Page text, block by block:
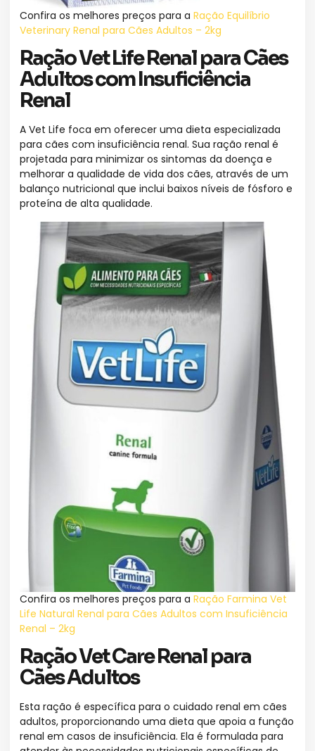
Confira os melhores preços para a Ração Equilíbrio
Veterinary Renal para Cães Adultos – 2kg
Ração Vet Life Renal para Cães
Adultos com Insuficiência
Renal
A Vet Life foca em oferecer uma dieta especializada
para cães com insuficiência renal. Sua ração renal é
projetada para minimizar os sintomas da doença e
melhorar a qualidade de vida dos cães, através de um
balanço nutricional que inclui baixos níveis de fósforo e
proteína de alta qualidade.
Confira os melhores preços para a Ração Farmina Vet
Life Natural Renal para Cães Adultos com Insuficiência
Renal – 2kg
Ração Vet Care Renal para
Cães Adultos
Esta ração é específica para o cuidado renal em cães
adultos, proporcionando uma dieta que apoia a função
renal em casos de insuficiência. Ela é formulada para